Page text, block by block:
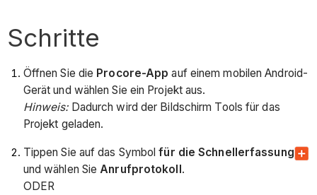
Schritte
Öffnen Sie die Procore-App auf einem mobilen Android-
Gerät und wählen Sie ein Projekt aus.
Hinweis:Dadurch wird der Bildschirm Tools für das
Projekt geladen.
Tippen Sie auf das Symbolfür die Schnellerfassung
und wählen SieAnrufprotokoll.
ODER